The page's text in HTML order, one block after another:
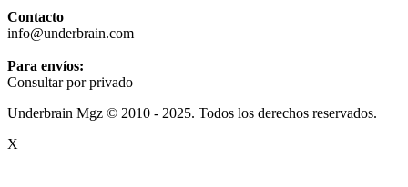
Contacto
info@underbrain.com
Para envíos:
Consultar por privado
Underbrain Mgz © 2010 - 2025. Todos los derechos reservados.
X